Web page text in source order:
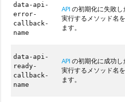
data-api-
error-
callback-
name
API の初期化に失敗し
実行するメソッド名
ます。
data-api-
ready-
callback-
name
API の初期化に成功し
実行するメソッド名
ます。